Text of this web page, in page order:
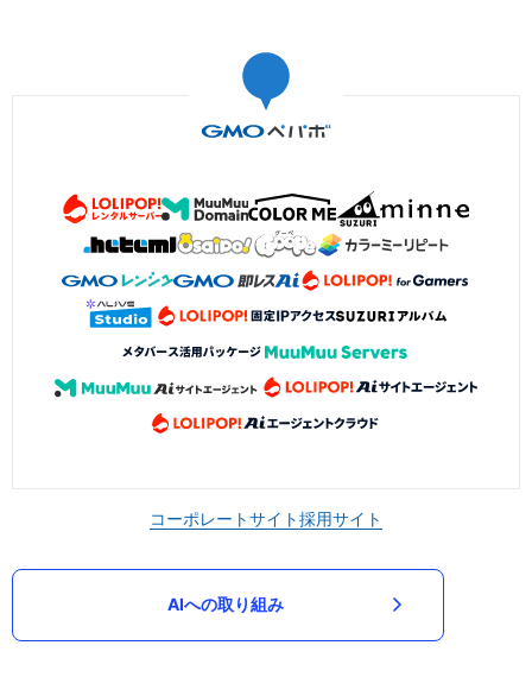
コーポレートサイト採用サイト
AIへの取り組み